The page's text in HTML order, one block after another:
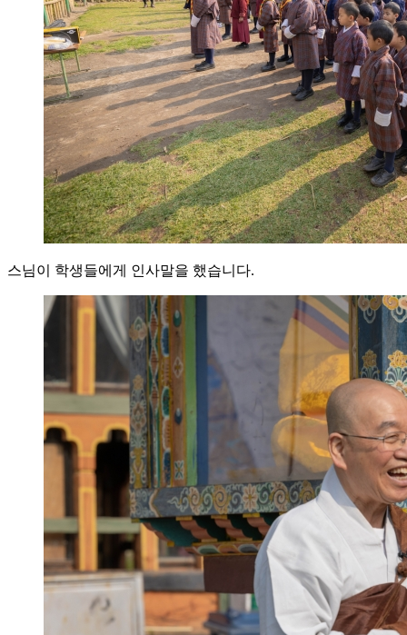
스님이 학생들에게 인사말을 했습니다.